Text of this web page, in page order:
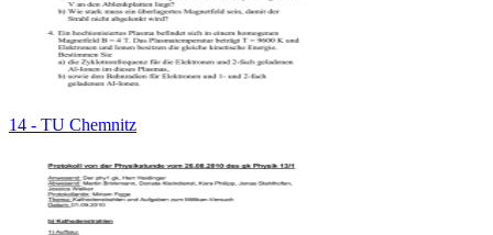
14 - TU Chemnitz